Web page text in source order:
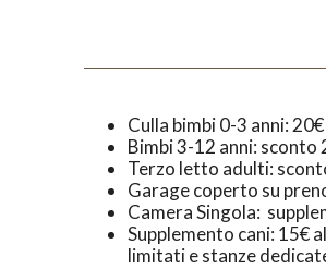
Culla bimbi 0-3 anni:
Bimbi 3-12 anni: sconto
Terzo letto adulti:
Garage coperto su
Camera Singola:
Supplemento cani: 15€
limitati e stanze